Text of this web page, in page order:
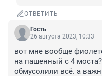
ОТВЕТИТЬ
Гость
26 августа 2023, 10:33
вот мне вообще
на пашенный с 4
обмусолили всё. а